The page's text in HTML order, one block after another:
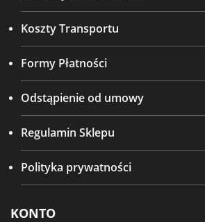
Koszty Transportu
Formy Płatności
Odstąpienie od umowy
Regulamin Sklepu
Polityka prywatności
KONTO